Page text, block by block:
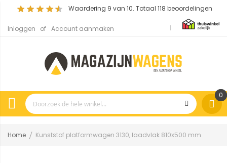
Waardering 9 van 10. Totaal 118 beoordelingen
Inloggen Account aanmaken
0
Home Kunststof platformwagen 3130, laadvlak 810x500 mm